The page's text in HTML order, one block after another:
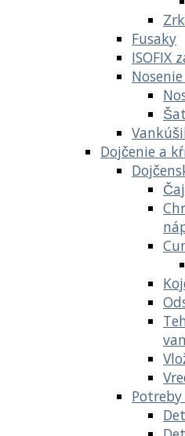
Fusaky
ISOFIX
Dojčenie a